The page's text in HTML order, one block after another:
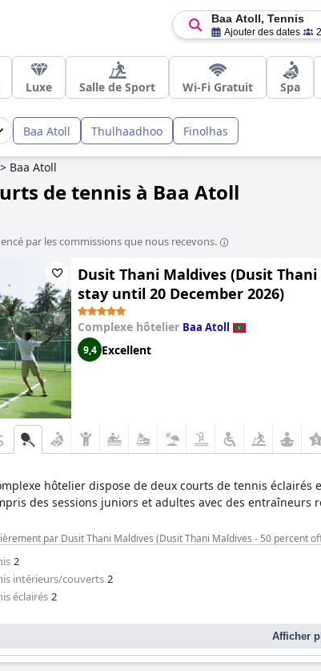
Baa Atoll, Tennis
Ajouter des dates
Luxe Salle de Sport Wi-Fi Gratuit Spa
Baa Atoll Thulhaadhoo Finolhas
> Baa Atoll
de tennis à Baa Atoll
par les commissions que nous recevons.
Dusit Thani Maldives (Dusit
stay until 20 December 2026)
Complexe hôtelier Baa Atoll
9,4 Excellent
hôtelier dispose de deux courts de tennis
des sessions juniors et adultes avec des
par Dusit Thani Maldives (Dusit Thani Maldives - 50 percent
2
intérieurs/couverts 2
éclairés 2
Afficher